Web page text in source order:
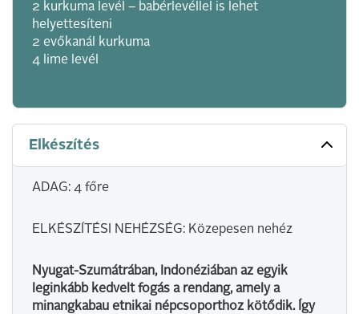
2 kurkuma levél – babérlevéllel is lehet
helyettesíteni
2 evőkanál kurkuma
4 lime levél
Elkészítés
ADAG: 4 főre
ELKÉSZÍTÉSI NEHÉZSÉG: Közepesen nehéz
Nyugat-Szumátrában, Indonéziában az egyik
leginkább kedvelt fogás a rendang, amely a
minangkabau etnikai népcsoporthoz kötődik. Így